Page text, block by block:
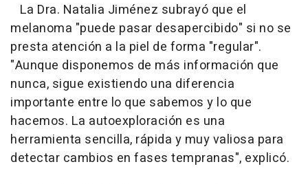
La Dra. Natalia Jiménez subrayó que el
melanoma "puede pasar desapercibido" si no se
presta atención a la piel de forma "regular".
"Aunque disponemos de más información que
nunca, sigue existiendo una diferencia
importante entre lo que sabemos y lo que
hacemos. La autoexploración es una
herramienta sencilla, rápida y muy valiosa para
detectar cambios en fases tempranas", explicó.